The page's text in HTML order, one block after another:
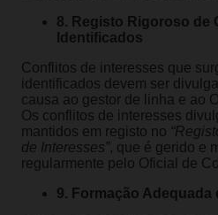
8. Registo Rigoroso de
Identificados
Conflitos de interesses que
identificados devem ser
causa ao gestor de linha e ao
Os conflitos de interesses
mantidos em registo no
de Interesses”, que é gerido e
regularmente pelo Oficial de
9. Formação Adequada